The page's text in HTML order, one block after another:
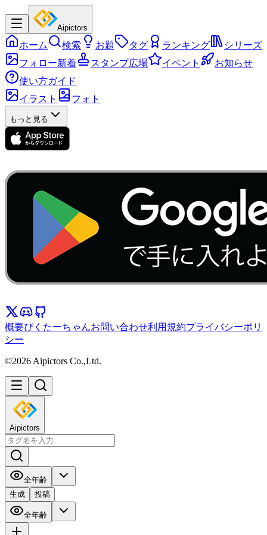
Aipictors
ホーム 検索 お題 タグ ランキング
シリーズ
フォロー新着
スタンプ広場 イベント
お知らせ
使い方ガイド
イラスト
フォト
もっと見る
概要ぴくたーちゃんお問い合わせ利用規約プライバシーポリ
シー
©2026 Aipictors Co.,Ltd.
Aipictors
全年齢
生成
投稿
全年齢